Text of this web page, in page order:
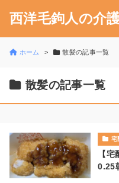
西洋毛鉤人の介
ホーム 散髪の記事一覧
散髪の記事一覧
宅
【
0.25